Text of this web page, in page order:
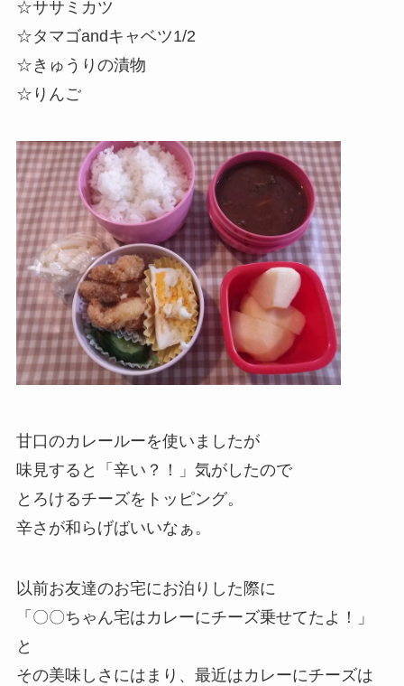
☆ササミカツ
☆タマゴandキャベツ1/2
☆きゅうりの漬物
☆りんご
甘口のカレールーを使いましたが
味見すると「辛い？！」気がしたので
とろけるチーズをトッピング。
辛さが和らげばいいなぁ。
以前お友達のお宅にお泊りした際に
「〇〇ちゃん宅はカレーにチーズ乗せてたよ！」
と
その美味しさにはまり、最近はカレーにチーズは